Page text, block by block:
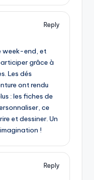
Reply
week-end, et
grâce à
Les dés
ont rendu
: les fiches de
ce
et dessiner. Un
!
Reply